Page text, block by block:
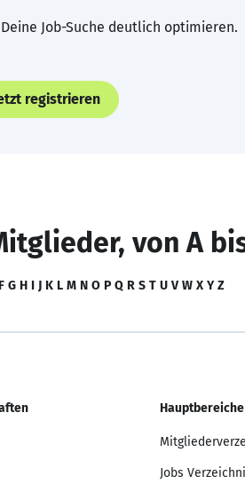
Job-Suche deutlich optimieren.
registrieren
von A
F G H I J K L M N O P Q R S T U V W X Y Z
Hauptbereiche
Jobs